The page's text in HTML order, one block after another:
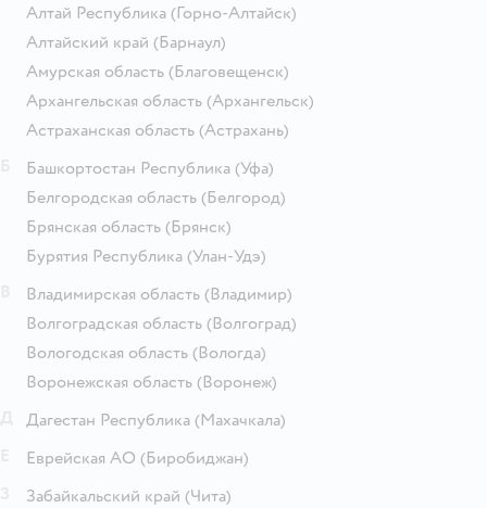
Алтай Республика (Горно-Алтайск)
Алтайский край (Барнаул)
Амурская область (Благовещенск)
Архангельская область (Архангельск)
Астраханская область (Астрахань)
Башкортостан Республика (Уфа)
Белгородская область (Белгород)
Брянская область (Брянск)
Бурятия Республика (Улан-Удэ)
Владимирская область (Владимир)
Волгоградская область (Волгоград)
Вологодская область (Вологда)
Воронежская область (Воронеж)
Дагестан Республика (Махачкала)
Еврейская АО (Биробиджан)
Забайкальский край (Чита)